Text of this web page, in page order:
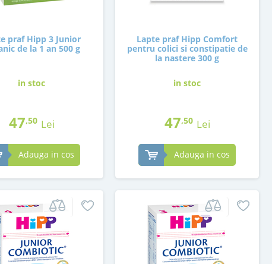
praf Hipp 3 Junior
de la 1 an 500 g
in stoc
47,50 Lei
Adauga in cos
Lapte praf Hipp Comfort
pentru colici si constipatie de
la nastere 300 g
in stoc
47,50 Lei
Adauga in cos